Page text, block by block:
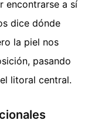
encontrarse a sí
dice dónde
la piel nos
pasando
litoral central.